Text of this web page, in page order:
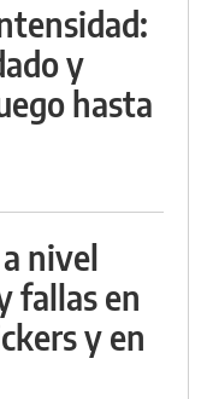
y
hasta
nivel
fallas en
y en